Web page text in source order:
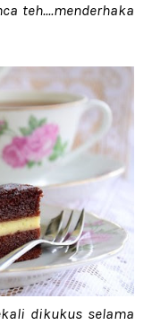
teh....menderhaka
dikukus selama